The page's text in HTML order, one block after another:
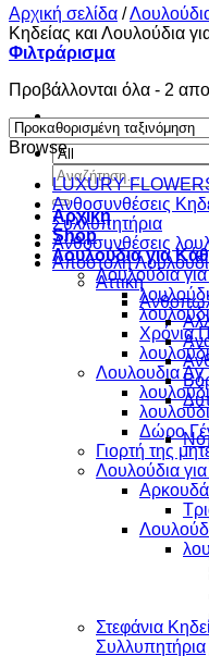
Αναζήτηση
για:
Αρχικη
Shop
Λουλούδια για
Λουλούδια
Χρόνια
Λουλουδια Αγ
Δώρο
Γιορτή της
Λουλούδια
Στεφάνια
Συλλυπητήρια
Αρχική σελίδα /
Κηδείας και Λουλούδια
Φιλτράρισμα
Προβάλλονται όλα - 2
Browse
LUXURY
Ανθοσυνθέσεις
Συλλυπητήρια
Ανθοσυνθέσεις
Αποστολή
Αττικη